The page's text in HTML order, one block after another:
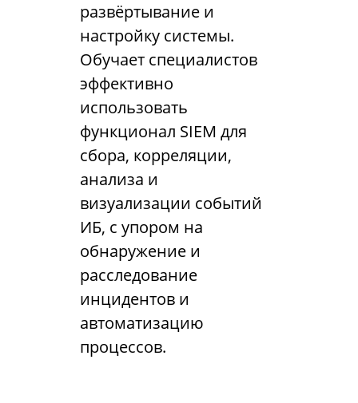
развёртывание и
настройку системы.
Обучает специалистов
эффективно
использовать
функционал SIEM для
сбора, корреляции,
анализа и
визуализации событий
ИБ, с упором на
обнаружение и
расследование
инцидентов и
автоматизацию
процессов.